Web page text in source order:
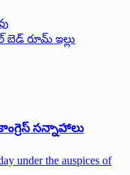
‌బెడ్‌ ‌రూమ్‌ ఇల్లు
‌సన్నాహాలు